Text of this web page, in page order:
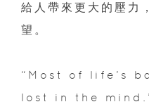
給人帶來更大的壓力
望。
“Most of life’s
lost in the